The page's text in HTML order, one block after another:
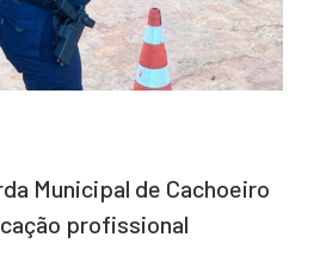
Municipal de Cachoeiro
profissional